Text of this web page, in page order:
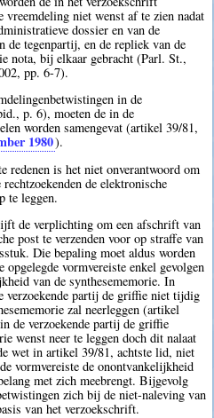
vreemdeling niet wenst af te zien nadat
dossier en van de
de tegenpartij, en de repliek van de
nota, bij elkaar gebracht (Parl. St.,
pp. 6-7).
in de
p. 6), moeten de in de
worden samengevat (artikel 39/81,
1980).
redenen is het niet onverantwoord om
de elektronische
te leggen.
de verplichting om een afschrift van
post te verzenden voor op straffe van
Die bepaling moet aldus worden
opgelegde vormvereiste enkel gevolgen
van de synthesememorie. In
verzoekende partij de griffie niet tijdig
zal neerleggen (artikel
de verzoekende partij de griffie
wenst neer te leggen doch dit nalaat
wet in artikel 39/81, achtste lid, niet
vormvereiste de onontvankelijkheid
met zich meebrengt. Bijgevolg
zich bij de niet-naleving van
van het verzoekschrift.